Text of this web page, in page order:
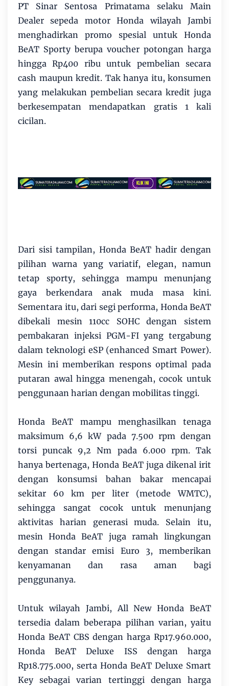
PT Sinar Sentosa Primatama selaku Main
Dealer sepeda motor Honda wilayah Jambi
menghadirkan promo spesial untuk Honda
BeAT Sporty berupa voucher potongan harga
hingga Rp400 ribu untuk pembelian secara
cash maupun kredit. Tak hanya itu, konsumen
yang melakukan pembelian secara kredit juga
berkesempatan mendapatkan gratis 1 kali
cicilan.
Dari sisi tampilan, Honda BeAT hadir dengan
pilihan warna yang variatif, elegan, namun
tetap sporty, sehingga mampu menunjang
gaya berkendara anak muda masa kini.
Sementara itu, dari segi performa, Honda BeAT
dibekali mesin 110cc SOHC dengan sistem
pembakaran injeksi PGM-FI yang tergabung
dalam teknologi eSP (enhanced Smart Power).
Mesin ini memberikan respons optimal pada
putaran awal hingga menengah, cocok untuk
penggunaan harian dengan mobilitas tinggi.
Honda BeAT mampu menghasilkan tenaga
maksimum 6,6 kW pada 7.500 rpm dengan
torsi puncak 9,2 Nm pada 6.000 rpm. Tak
hanya bertenaga, Honda BeAT juga dikenal irit
dengan konsumsi bahan bakar mencapai
sekitar 60 km per liter (metode WMTC),
sehingga sangat cocok untuk menunjang
aktivitas harian generasi muda. Selain itu,
mesin Honda BeAT juga ramah lingkungan
dengan standar emisi Euro 3, memberikan
kenyamanan dan rasa aman bagi
penggunanya.
Untuk wilayah Jambi, All New Honda BeAT
tersedia dalam beberapa pilihan varian, yaitu
Honda BeAT CBS dengan harga Rp17.960.000,
Honda BeAT Deluxe ISS dengan harga
Rp18.775.000, serta Honda BeAT Deluxe Smart
Key sebagai varian tertinggi dengan harga